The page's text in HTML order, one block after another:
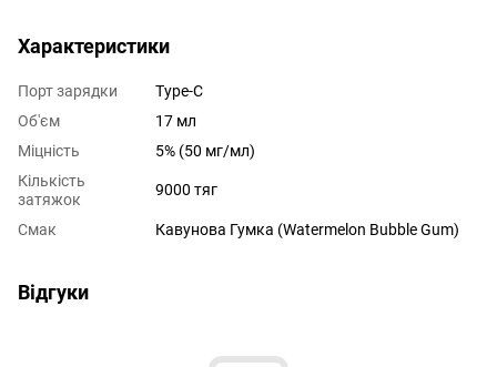
Характеристики
Порт зарядки
Type-C
Об'єм
17 мл
Міцність
5% (50 мг/мл)
Кількість
затяжок
9000 тяг
Смак Кавунова Гумка (Watermelon Bubble Gum)
Відгуки